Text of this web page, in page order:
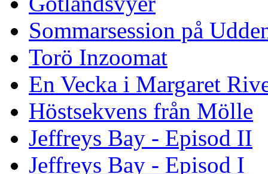
Sommarsession på
Torö Inzoomat
En Vecka i Margaret
Höstsekvens från Mölle
Jeffreys Bay - Episod II
Jeffreys Bay - Episod I